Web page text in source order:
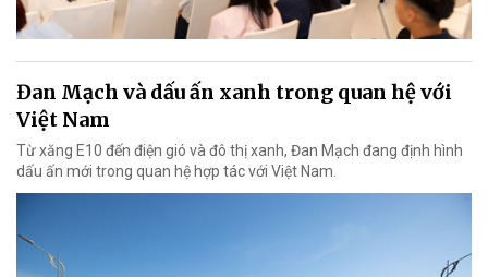
Đan Mạch và dấu ấn xanh trong quan hệ với
Việt Nam
Từ xăng E10 đến điện gió và đô thị xanh, Đan Mạch đang định hình
dấu ấn mới trong quan hệ hợp tác với Việt Nam.